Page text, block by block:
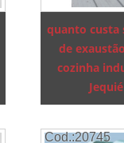
quanto custa
de
cozinha
Jequié
Cod.:20745